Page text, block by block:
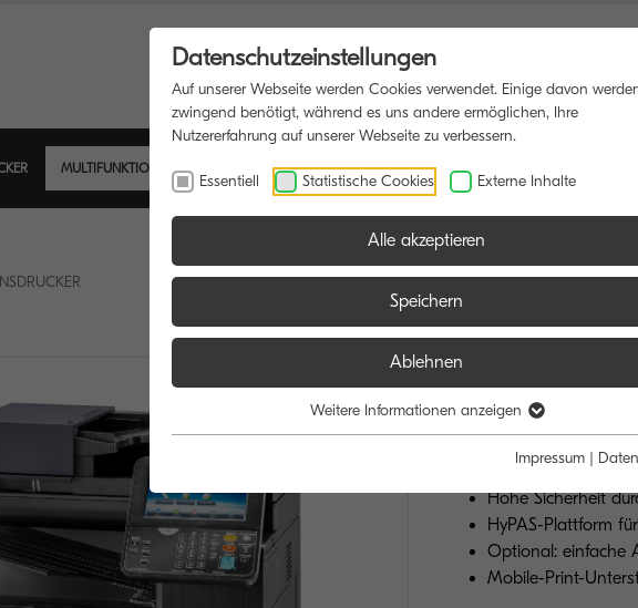
MULTIFUNKTIONSDRUCKER PRODUKTIONSDRUCK SOFTWARE
TASKalfa
Bis zu 5
Hohe Sicherheit
HyPAS-Plattform
Optional: einfache
Mobile-Print-
Datenschutzeinstellungen
Auf unserer Webseite werden Cookies verwendet. Einige davon
zwingend benötigt, während es uns andere ermöglichen, Ihre
Nutzererfahrung auf unserer Webseite zu verbessern.
Essentiell Statistische Cookies Externe Inhalte
Alle akzeptieren
Speichern
Ablehnen
Weitere Informationen anzeigen
Impressum |